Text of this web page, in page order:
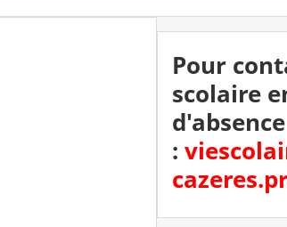
Pour
scolaire
: